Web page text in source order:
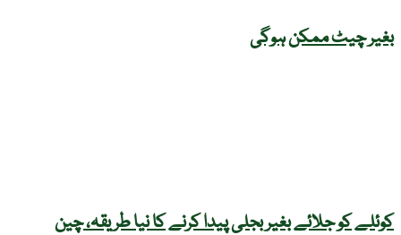
بغیر چیٹ ممکن ہوگی
کوئلے کو جلائے بغیر بجلی پیدا کرنے کا نیا طریقہ، چین